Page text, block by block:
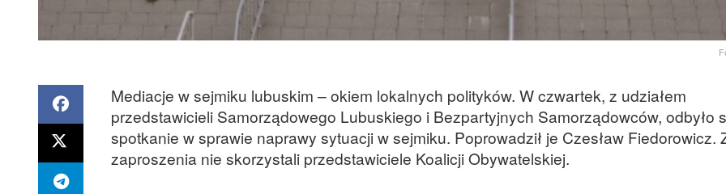
Mediacje w sejmiku lubuskim – okiem lokalnych polityków. W czwartek, z udziałem
przedstawicieli Samorządowego Lubuskiego i Bezpartyjnych Samorządowców, odbyło
spotkanie w sprawie naprawy sytuacji w sejmiku. Poprowadził je Czesław Fiedorowicz.
zaproszenia nie skorzystali przedstawiciele Koalicji Obywatelskiej.